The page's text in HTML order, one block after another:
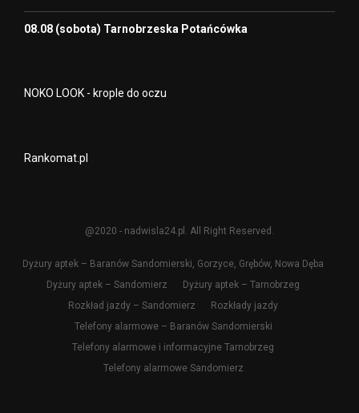
08.08 (sobota) Tarnobrzeska Potańcówka
NOKO LOOK - krople do oczu
Rankomat.pl
@2020 - nadwisla24.pl. All Right Reserved.
Dyżury aptek – Baranów Sandomierski, Gorzyce, Grębów, Nowa Dęba
Dyżury aptek – Sandomierz
Dyżury aptek – Tarnobrzeg
Rozkład jazdy – Sandomierz
Rozkłady jazdy
Telefony alarmowe – Baranów Sandomierski
Telefony alarmowe i informacyjne Tarnobrzeg
Telefony alarmowe Sandomierz